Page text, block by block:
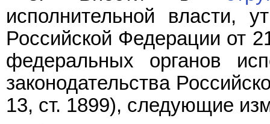
исполнительной власти,
Российской Федерации от
федеральных органов
законодательства
13, ст. 1899), следующие